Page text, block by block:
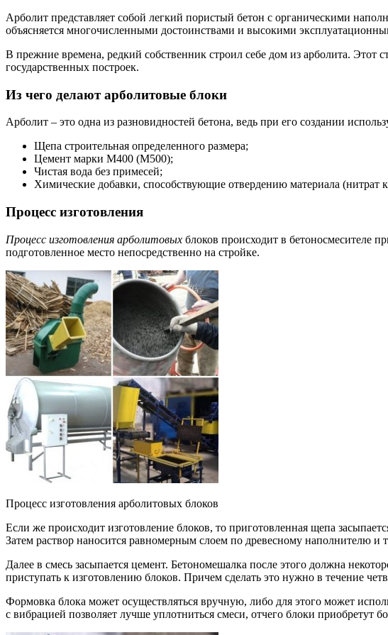
Арболит представляет собой легкий пористый бетон с органическими
объясняется многочисленными достоинствами и высокими
В прежние времена, редкий собственник строил себе дом из арболита.
государственных построек.
Из чего делают арболитовые блоки
Арболит – это одна из разновидностей бетона, ведь при его создании
Щепа строительная определенного размера;
Цемент марки М400 (М500);
Чистая вода без примесей;
Химические добавки, способствующие отвердению материала (нитрат
Процесс изготовления
Процесс изготовления арболитовых блоков происходит в бетоносмесителе
подготовленное место непосредственно на стройке.
Процесс изготовления арболитовых блоков
Если же происходит изготовление блоков, то приготовленная щепа
Затем раствор наносится равномерным слоем по древесному наполнителю и
Далее в смесь засыпается цемент. Бетономешалка после этого должна
приступать к изготовлению блоков. Причем сделать это нужно в течение
Формовка блока может осуществляться вручную, либо для этого может
с вибрацией позволяет лучше уплотниться смеси, отчего блоки приобретут